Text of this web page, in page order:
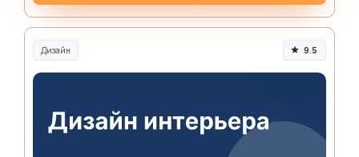
Дизайн 9.5